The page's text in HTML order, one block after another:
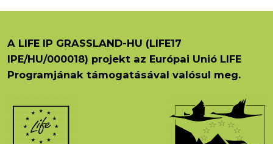
A LIFE IP GRASSLAND-HU (LIFE17
IPE/HU/000018) projekt az Európai Unió LIFE
Programjának támogatásával valósul meg.